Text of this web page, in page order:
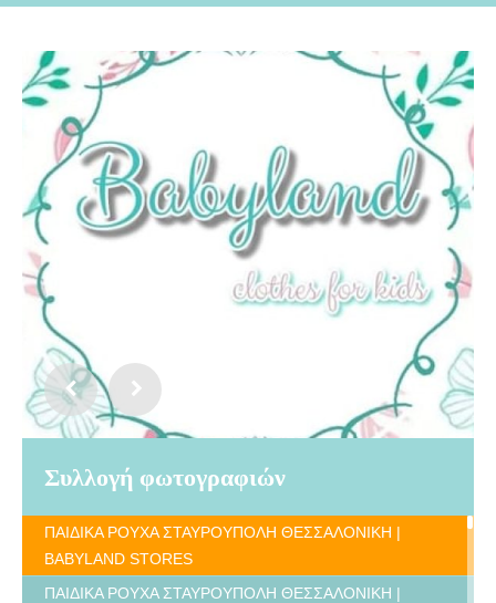
Συλλογή φωτογραφιών
ΠΑΙΔΙΚΑ ΡΟΥΧΑ ΣΤΑΥΡΟΥΠΟΛΗ ΘΕΣΣΑΛΟΝΙΚΗ |
BABYLAND STORES
ΠΑΙΔΙΚΑ ΡΟΥΧΑ ΣΤΑΥΡΟΥΠΟΛΗ ΘΕΣΣΑΛΟΝΙΚΗ |